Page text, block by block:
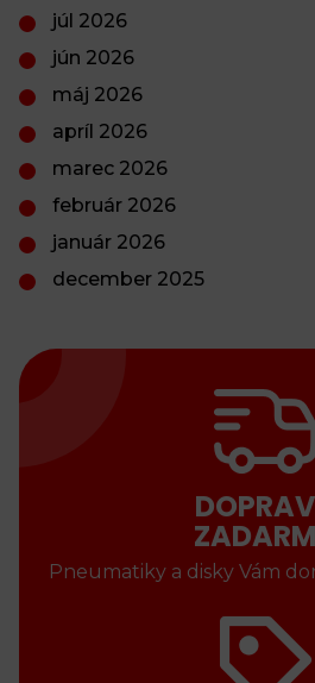
júl 2026
jún 2026
máj 2026
apríl 2026
marec 2026
február 2026
január 2026
december 2025
Pneumatiky a disky Vám